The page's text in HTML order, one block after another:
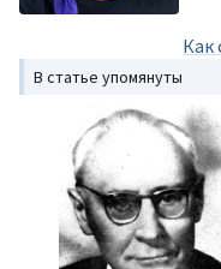
Как
В статье упомянуты